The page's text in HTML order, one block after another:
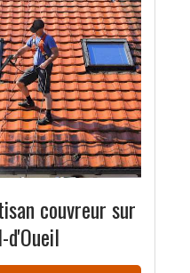
couvreur sur
d'Oueil